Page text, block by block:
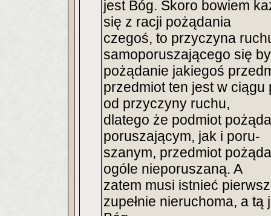
jest Bóg. Skoro bowiem
się z racji pożądania
czegoś, to przyczyna
samoporuszającego się
pożądanie jakiegoś
przedmiot ten jest w
od przyczyny ruchu,
dlatego że podmiot
poruszającym, jak i poru-
szanym, przedmiot
ogóle nieporuszaną. A
zatem musi istnieć
zupełnie nieruchoma, a tą